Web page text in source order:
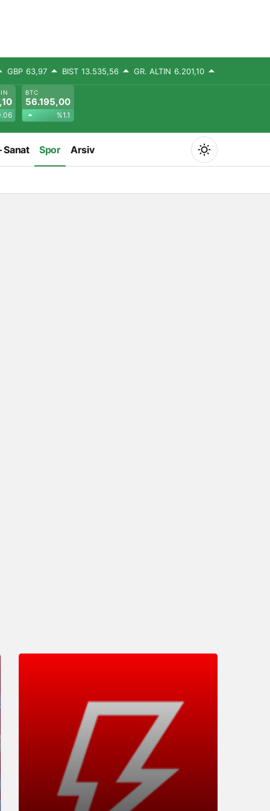
GBP 63,97 BIST 13.535,56 GR. ALTIN 6.201,10
BTC
56.195,00
%1.1
Sanat Spor Arsiv
Mod
değiştir